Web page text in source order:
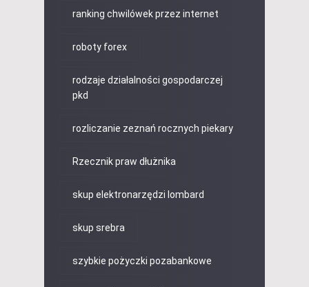
ranking chwilówek przez internet
roboty forex
rodzaje działalności gospodarczej
pkd
rozliczanie zeznań rocznych piekary
Rzecznik praw dłużnika
skup elektronarzędzi lombard
skup srebra
szybkie pożyczki pozabankowe